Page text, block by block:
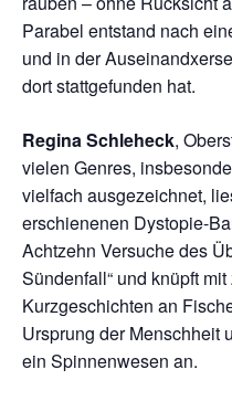
Parabel entstand nach
und in der
dort stattgefunden hat.
Regina Schleheck,
vielen Genres,
vielfach ausgezeichnet,
erschienenen Dystopie-
Achtzehn Versuche des
Sündenfall“ und knüpft
Kurzgeschichten an
Ursprung der Menschheit
ein Spinnenwesen an.